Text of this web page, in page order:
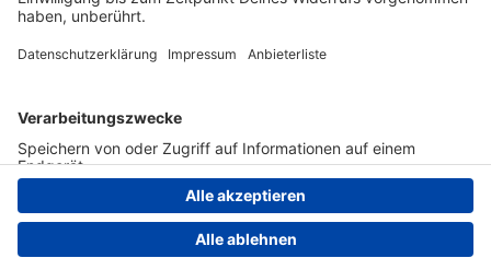
Geschäftsbedingungen
ANTENNE BAYERN GROUP
Datenschutzerklärung
Cookie- und Drittanbieter-
einstellungen
Persönliche Datenkontrolle